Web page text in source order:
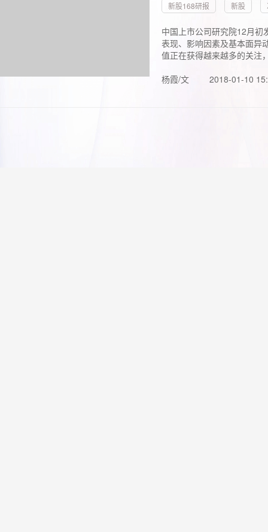
新股168研报 新股
中国上市公司研究院12月初
表现、影响因素及基本面异
值正在获得越来越多的关注
杨霞/文
2018-01-10